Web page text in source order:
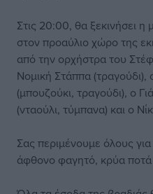
Στις 20:00, θα ξεκινήσει η
στον προαύλιο χώρο της
από την ορχήστρα του
Νομική Στάππα
(μπουζούκι, τραγούδι), ο
(νταούλι, τύμπανα) και ο
Σας περιμένουμε όλους
άφθονο φαγητό, κρύα ποτά